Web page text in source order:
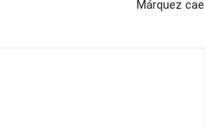
Márquez cae